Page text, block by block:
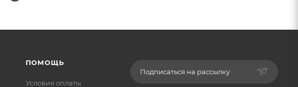
ПОМОЩЬ
Условия оплаты
Подписаться на рассылку